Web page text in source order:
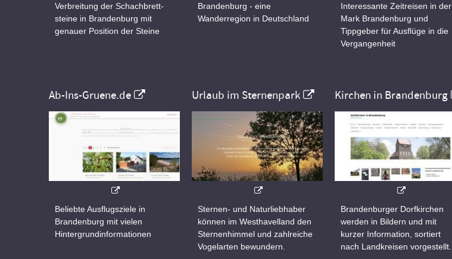
Verbreitung der Schachbrett-
steine in Brandenburg mit
genauer Position der Steine
Brandenburg - eine
Wanderregion in Deutschland
Interessante Zeitreisen in der
Mark Brandenburg und
Tippgeber für Ausflüge in die
Vergangenheit
Ab-Ins-Gruene.de
Beliebte Ausflugsziele in
Brandenburg mit vielen
Hintergrundinformationen
Urlaub im Sternenpark
Sternen- und Naturliebhaber
können im Westhavelland den
Sternenhimmel und zahlreiche
Vogelarten bewundern.
Kirchen in Brandenburg
Brandenburger Dorfkirchen
werden in Bildern und mit
kurzer Information, sortiert
nach Landkreisen vorgestellt.